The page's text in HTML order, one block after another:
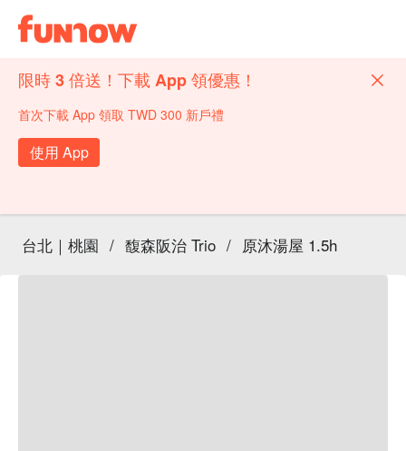
限時 3 倍送！下載 App 領優惠！
首次下載 App 領取 TWD 300 新戶禮
使用 App
台北｜桃園 / 馥森阪治 Trio / 原沐湯屋 1.5h